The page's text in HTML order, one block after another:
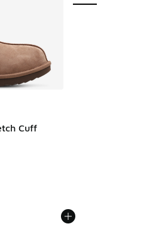
Cuff
Der Preis ist von € 114,99 auf €